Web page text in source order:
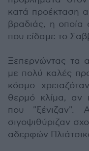
κατά προέκταση
βραδιάς, η οποία
που είδαμε το
Ξεπερνώντας τα
με πολύ καλές
κόσμο
θερμό κλίμα, αν
που "ξένιζαν".
σιγοψιθύριζαν
αδερφών